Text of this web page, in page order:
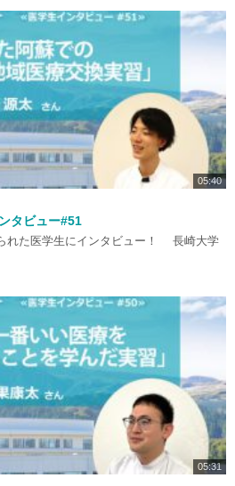
05:40
タビュー#51
れた医学生にインタビュー！ 長崎大学
05:31